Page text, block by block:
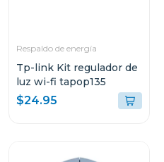
Respaldo de energía
Tp-link Kit regulador de
luz wi-fi tapop135
$24.95